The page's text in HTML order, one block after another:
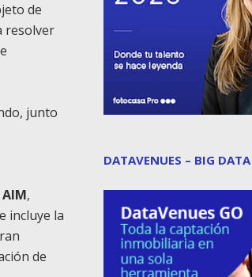
de
resolver
junto
AIM,
incluye la
de
DATAVENUES – BIG